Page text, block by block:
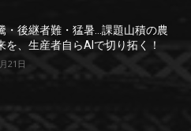
・後継者難・猛暑…課題山積の農
を、生産者自らAIで切り拓く！
21日